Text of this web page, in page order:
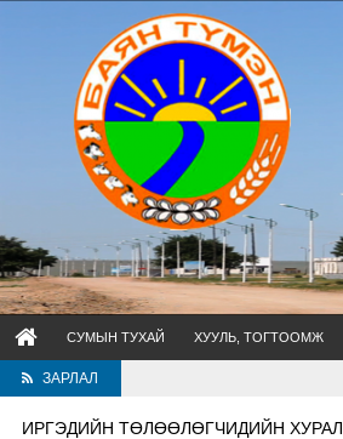
СУМЫН ТУХАЙ ХУУЛЬ, ТОГТООМЖ
ЗАРЛАЛ
ИРГЭДИЙН ТӨЛӨӨЛӨГЧИДИЙН ХУРАЛ